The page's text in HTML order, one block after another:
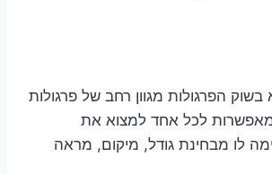
בשוק הפרגולות מגוון רחב של פרגולות
לכל אחד למצוא את
לו מבחינת גודל, מיקום, מראה